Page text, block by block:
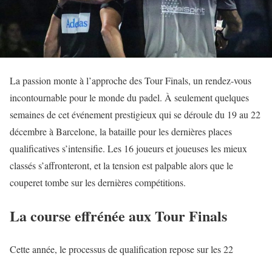
La passion monte à l’approche des Tour Finals, un rendez-vous
incontournable pour le monde du padel. À seulement quelques
semaines de cet événement prestigieux qui se déroule du 19 au 22
décembre à Barcelone, la bataille pour les dernières places
qualificatives s’intensifie. Les 16 joueurs et joueuses les mieux
classés s’affronteront, et la tension est palpable alors que le
couperet tombe sur les dernières compétitions.
La course effrénée aux Tour Finals
Cette année, le processus de qualification repose sur les 22